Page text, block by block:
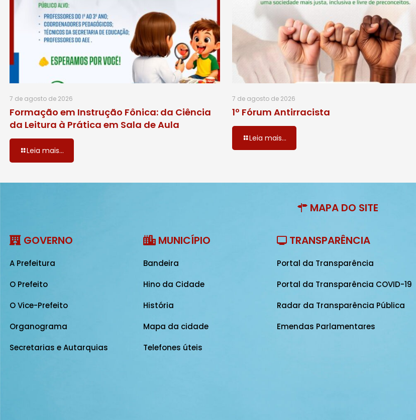
7 de agosto de 2026
Formação em Instrução Fônica: da Ciência
da Leitura à Prática em Sala de Aula
Leia mais...
7 de agosto de 2026
1º Fórum Antirracista
Leia mais...
MAPA DO SITE
GOVERNO
A Prefeitura
O Prefeito
O Vice-Prefeito
Organograma
Secretarias e Autarquias
MUNICÍPIO
Bandeira
Hino da Cidade
História
Mapa da cidade
Telefones úteis
TRANSPARÊNCIA
Portal da Transparência
Portal da Transparência COVID-19
Radar da Transparência Pública
Emendas Parlamentares